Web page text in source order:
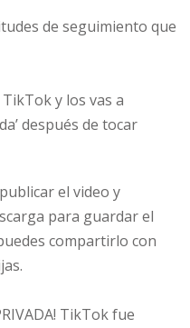
de seguimiento que
y los vas a
después de tocar
el video y
para guardar el
compartirlo con
TikTok fue